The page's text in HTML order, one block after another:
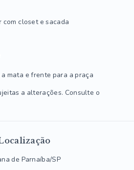
com closet e sacada
mata e frente para a praça
a alterações. Consulte o
de Parnaíba/SP